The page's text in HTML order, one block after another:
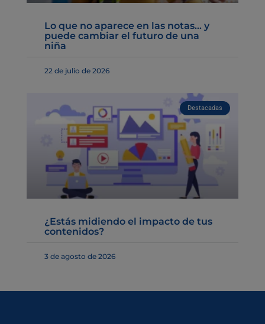
Lo que no aparece en las notas… y
puede cambiar el futuro de una
niña
22 de julio de 2026
Destacadas
¿Estás midiendo el impacto de tus
contenidos?
3 de agosto de 2026